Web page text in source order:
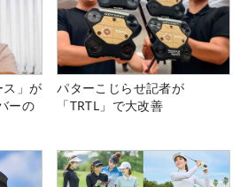
ス」が
ーの
パターこじらせ記者が
「TRTL」で大改善